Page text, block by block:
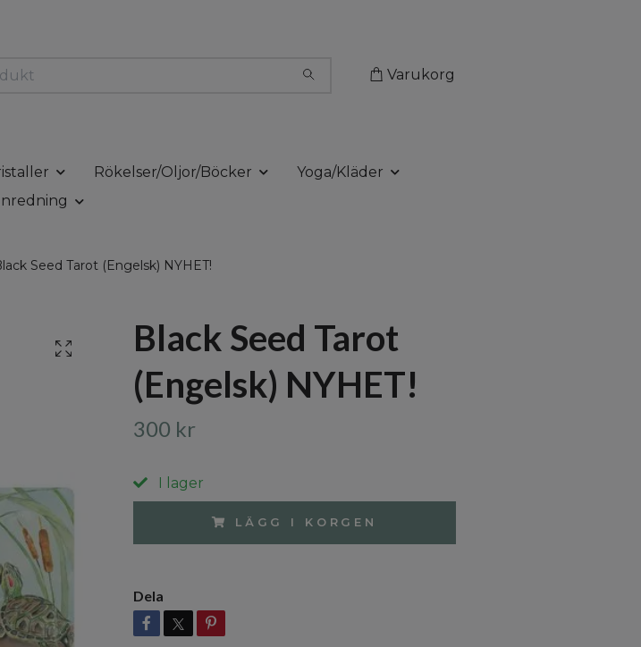
Varukorg
Rökelser/Oljor/Böcker
Yoga/Kläder
Inredning
Seed Tarot (Engelsk) NYHET!
Black Seed Tarot
(Engelsk) NYHET!
300 kr
I lager
LÄGG I KORGEN
Dela